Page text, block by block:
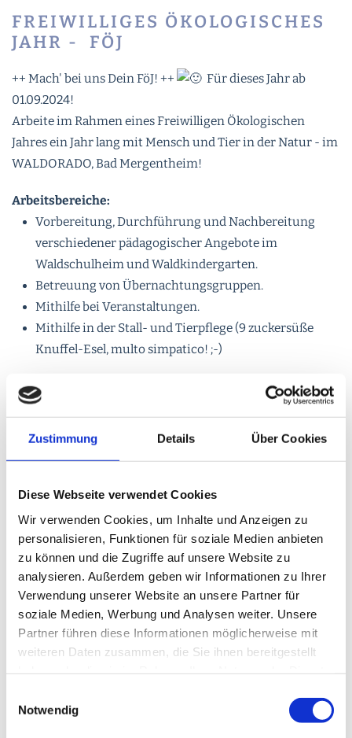
Zustimmung Details Über Cookies
Diese Webseite verwendet Cookies
Wir verwenden Cookies, um Inhalte und Anzeigen zu
personalisieren, Funktionen für soziale Medien anbieten
zu können und die Zugriffe auf unsere Website zu
analysieren. Außerdem geben wir Informationen zu Ihrer
Verwendung unserer Website an unsere Partner für
soziale Medien, Werbung und Analysen weiter. Unsere
Partner führen diese Informationen möglicherweise mit
weiteren Daten zusammen, die Sie ihnen bereitgestellt
Notwendig
FREIWILLIGES ÖKOLOGISCHES
JAHR - FÖJ
++ Mach' bei uns Dein FöJ! ++
Für dieses Jahr ab
01.09.2024!
Arbeite im Rahmen eines Freiwilligen Ökologischen
Jahres ein Jahr lang mit Mensch und Tier in der Natur - im
WALDORADO, Bad Mergentheim!
Arbeitsbereiche:
Vorbereitung, Durchführung und Nachbereitung
verschiedener pädagogischer Angebote im
Waldschulheim und Waldkindergarten.
Betreuung von Übernachtungsgruppen.
Mithilfe bei Veranstaltungen.
Mithilfe in der Stall- und Tierpflege (9 zuckersüße
Knuffel-Esel, multo simpatico! ;-)
Bewerbungen unter:
Nähere Informationen zur Stelle:
e-Mail an sebastian@waldorado.eu